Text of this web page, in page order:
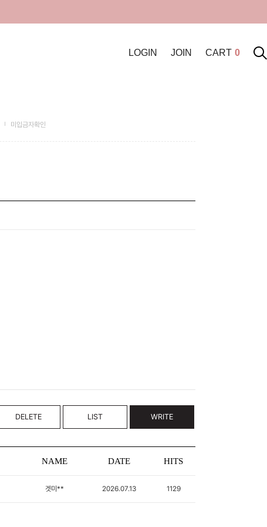
LOGIN JOIN CART 0
미입금자확인
DELETE LIST WRITE
NAME DATE HITS
겟미** 2026.07.13 1129